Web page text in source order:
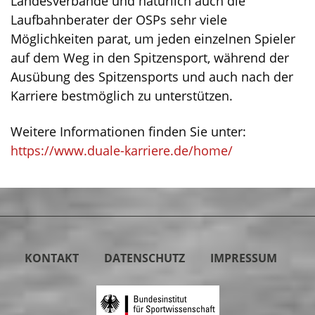
Laufbahnberater der OSPs sehr viele
Möglichkeiten parat, um jeden einzelnen Spieler
auf dem Weg in den Spitzensport, während der
Ausübung des Spitzensports und auch nach der
Karriere bestmöglich zu unterstützen.
Weitere Informationen finden Sie unter:
https://www.duale-karriere.de/home/
KONTAKT DATENSCHUTZ IMPRESSUM